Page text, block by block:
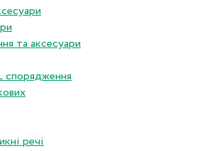
та аксесуари
речі